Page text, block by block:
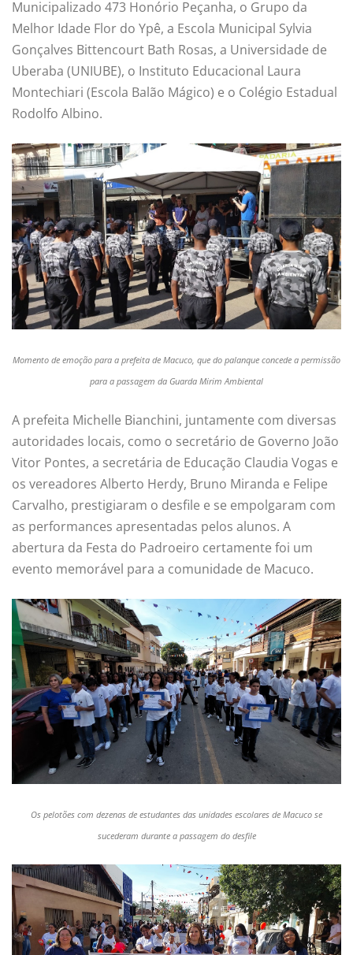
Municipalizado 473 Honório Peçanha, o Grupo da
Melhor Idade Flor do Ypê, a Escola Municipal Sylvia
Gonçalves Bittencourt Bath Rosas, a Universidade de
Uberaba (UNIUBE), o Instituto Educacional Laura
Montechiari (Escola Balão Mágico) e o Colégio Estadual
Rodolfo Albino.
Momento de emoção para a prefeita de Macuco, que do palanque concede a permissão
para a passagem da Guarda Mirim Ambiental
A prefeita Michelle Bianchini, juntamente com diversas
autoridades locais, como o secretário de Governo João
Vitor Pontes, a secretária de Educação Claudia Vogas e
os vereadores Alberto Herdy, Bruno Miranda e Felipe
Carvalho, prestigiaram o desfile e se empolgaram com
as performances apresentadas pelos alunos. A
abertura da Festa do Padroeiro certamente foi um
evento memorável para a comunidade de Macuco.
Os pelotões com dezenas de estudantes das unidades escolares de Macuco se
sucederam durante a passagem do desfile